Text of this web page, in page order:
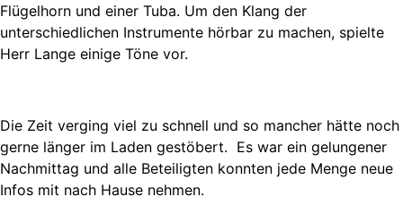
Flügelhorn und einer Tuba. Um den Klang der
unterschiedlichen Instrumente hörbar zu machen, spielte
Herr Lange einige Töne vor.
Die Zeit verging viel zu schnell und so mancher hätte noch
gerne länger im Laden gestöbert. Es war ein gelungener
Nachmittag und alle Beteiligten konnten jede Menge neue
Infos mit nach Hause nehmen.